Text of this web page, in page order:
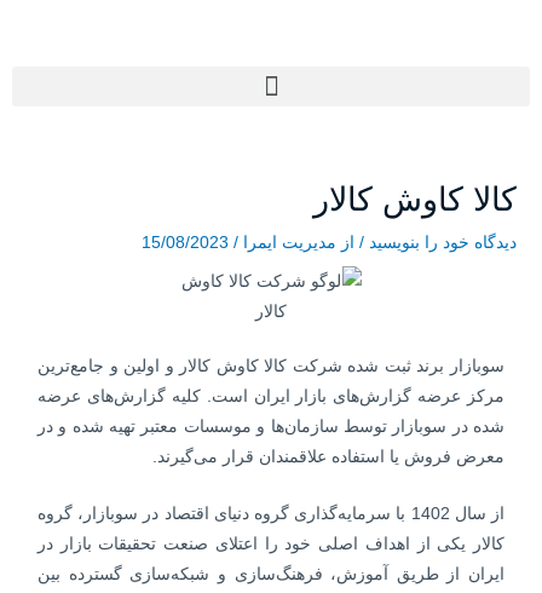
Menu
کالا کاوش کالار
دیدگاه‌ خود را بنویسید / از مدیریت ایمرا/
15/08/2023
سوبازار برند ثبت شده شرکت کالا کاوش کالار و اولین و جامع‌ترین
مرکز عرضه گزارش‌های بازار ایران است. کلیه گزارش‌های عرضه
شده در سوبازار توسط سازمان‌ها و موسسات معتبر تهیه شده و در
معرض فروش یا استفاده علاقمندان قرار می‌گیرند.
از سال 1402 با سرمایه‌گذاری گروه دنیای اقتصاد در سوبازار، گروه
کالار یکی از اهداف اصلی خود را اعتلای صنعت تحقیقات بازار در
ایران از طریق آموزش، فرهنگ‌سازی و شبکه‌سازی گسترده بین
نوشته